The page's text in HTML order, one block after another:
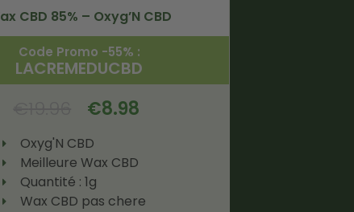
CBD 85% – Oxyg’N CBD
Code Promo -55% :
LACREMEDUCBD
€8.98
Oxyg'N CBD
Meilleure Wax CBD
Quantité : 1g
Wax CBD pas chere